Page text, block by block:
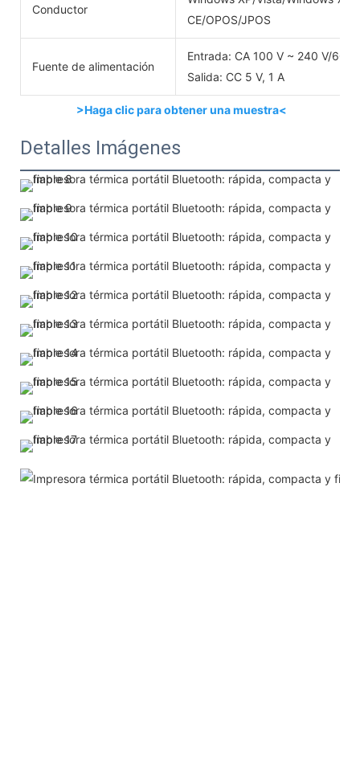
Conductor
CE/OPOS/JPOS
Fuente de alimentación
Entrada: CA 100 V ~ 240 V/60
Salida: CC 5 V, 1 A
>Haga clic para obtener una muestra<
Detalles Imágenes